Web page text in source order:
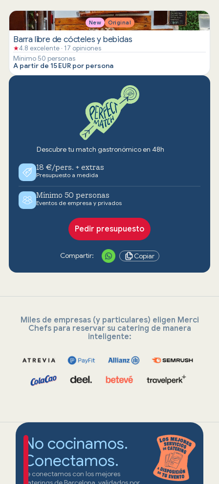
New Original
Barra libre de cócteles y bebidas
★4.8 excelente · 17 opiniones
Mínimo 50 personas
A partir de 15 EUR por persona
Descubre tu match gastronómico en 48h
18 €/pers. + extras
Presupuesto a medida
Mínimo 50 personas
Eventos de empresa y privados
Pedir presupuesto
Compartir: Copiar
Miles de empresas (y particulares) eligen Merci
Chefs para reservar su catering de manera
inteligente:
No cocinamos.
Conectamos.
Te conectamos con los mejores